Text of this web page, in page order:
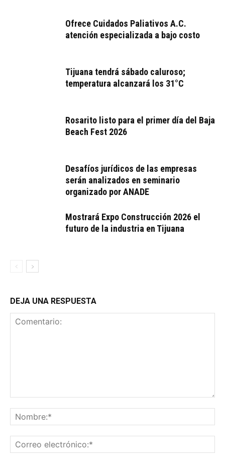
Ofrece Cuidados Paliativos A.C.
atención especializada a bajo costo
Tijuana tendrá sábado caluroso;
temperatura alcanzará los 31°C
Rosarito listo para el primer día del Baja
Beach Fest 2026
Desafíos jurídicos de las empresas
serán analizados en seminario
organizado por ANADE
Mostrará Expo Construcción 2026 el
futuro de la industria en Tijuana
DEJA UNA RESPUESTA